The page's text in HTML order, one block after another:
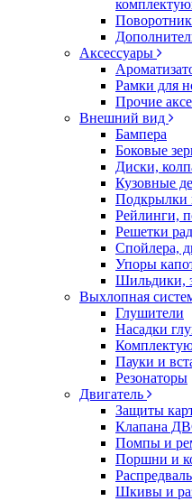
Аксессуары
Рамки для
Прочие
Внешний вид
Бампера
Боковые
Диски,
Кузовные
Подкрылки
Рейлинги,
Решетки
Спойлера,
Упоры
Шильдики,
Выхлопная
Глушители
Насадки
Пауки и
Резонаторы
Двигатель
Защиты
Клапана
Помпы и
Поршни и
Шкивы и